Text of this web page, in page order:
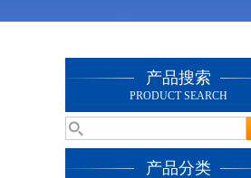
产品搜索
PRODUCT SEARCH
产品分类